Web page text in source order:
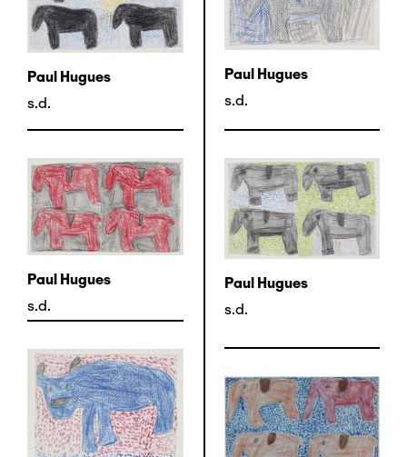
Paul Hugues
s.d.
Paul Hugues
s.d.
Paul Hugues
s.d.
Paul Hugues
s.d.